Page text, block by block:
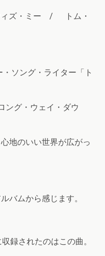
ズ・ミー / トム・
ソング・ライター「ト
ング・ウェイ・ダウ
地のいい世界が広がっ
バムから感じます。
録されたのはこの曲。